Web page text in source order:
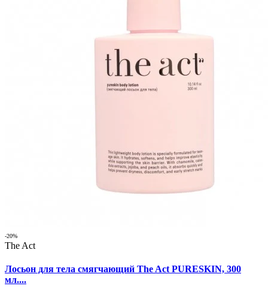
-20%
The Act
Лосьон для тела смягчающий The Act PURESKIN, 300
мл....